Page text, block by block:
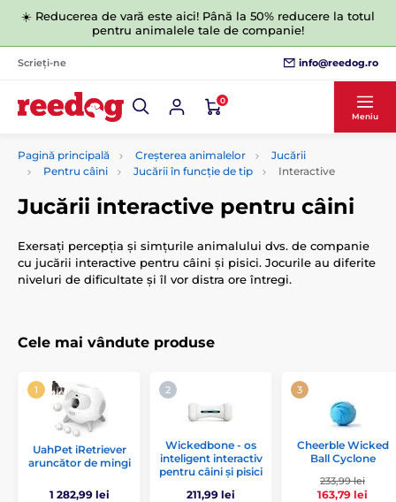
☀️ Reducerea de vară este aici! Până la 50% reducere la totul
pentru animalele tale de companie!
Scrieți-ne info@reedog.ro
0
Meniu
Pagină principală Creșterea animalelor
Jucării
Pentru câini
Jucării în funcție de tip Interactive
Jucării interactive pentru câini
Exersați percepția și simțurile animalului dvs. de companie
cu jucării interactive pentru câini și pisici. Jocurile au diferite
niveluri de dificultate și îl vor distra ore întregi.
Cele mai vândute produse
UahPet iRetriever
aruncător de mingi
1 282,99 lei
Wickedbone - os
inteligent interactiv
pentru câini și pisici
211,99 lei
Cheerble Wicked
Ball Cyclone
233,99 lei
163,79 lei